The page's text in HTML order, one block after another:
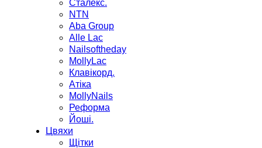
Сталекс.
NTN
Aba Group
Alle Lac
Nailsoftheday
MollyLac
Клавікорд.
Атіка
MollyNails
Реформа
Йоші.
Цвяхи
Щітки